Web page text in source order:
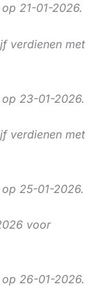
21-01-2026.
verdienen met
23-01-2026.
verdienen met
25-01-2026.
voor
26-01-2026.